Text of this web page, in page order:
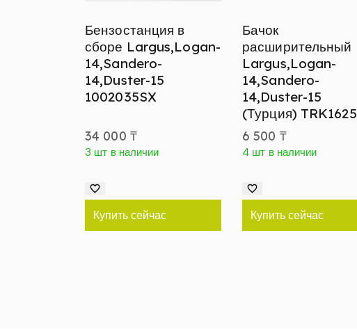
Бензостанция в
сборе Largus,Logan-
14,Sandero-
14,Duster-15
1002035SX
34 000 ₸
3 шт в наличии
Купить сейчас
Бачок
расширительный
Largus,Logan-
14,Sandero-
14,Duster-15
(Турция) TRK1625
6 500 ₸
4 шт в наличии
Купить сейчас